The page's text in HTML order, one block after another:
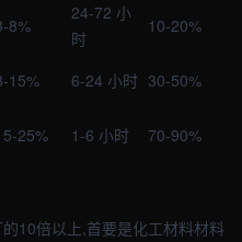
8%
24-72 小
时
10-20%
15% 6-24 小时 30-50%
25% 1-6 小时 70-90%
10倍以上,首要是化工材料材料